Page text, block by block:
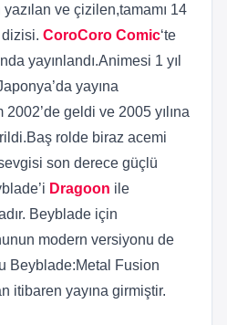
yazılan ve çizilen,tamamı 14
CoroCoro Comic‘te
yayınlandı.Animesi 1 yıl
yayına
2002’de geldi ve 2005 yılına
rolde biraz acemi
son derece güçlü
Dragoon ile
Beyblade için
modern versiyonu de
Beyblade:Metal Fusion
itibaren yayına girmiştir.